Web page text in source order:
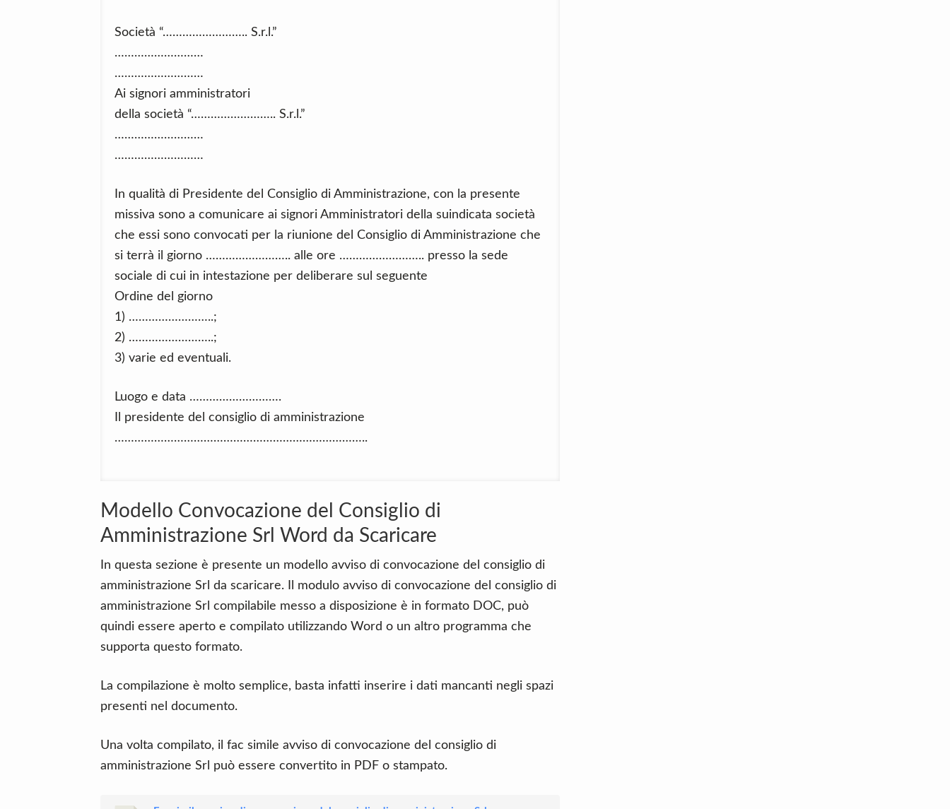
Società “…………………….. S.r.l.”
………………………
………………………
Ai signori amministratori
della società “…………………….. S.r.l.”
………………………
………………………
In qualità di Presidente del Consiglio di Amministrazione, con la presente
missiva sono a comunicare ai signori Amministratori della suindicata società
che essi sono convocati per la riunione del Consiglio di Amministrazione che
si terrà il giorno …………………….. alle ore …………………….. presso la sede
sociale di cui in intestazione per deliberare sul seguente
Ordine del giorno
1) ……………………..;
2) ……………………..;
3) varie ed eventuali.
Luogo e data ……………………….
Il presidente del consiglio di amministrazione
…………………………………………………………………..
Modello Convocazione del Consiglio di
Amministrazione Srl Word da Scaricare
In questa sezione è presente un modello avviso di convocazione del consiglio di
amministrazione Srl da scaricare. Il modulo avviso di convocazione del consiglio di
amministrazione Srl compilabile messo a disposizione è in formato DOC, può
quindi essere aperto e compilato utilizzando Word o un altro programma che
supporta questo formato.
La compilazione è molto semplice, basta infatti inserire i dati mancanti negli spazi
presenti nel documento.
Una volta compilato, il fac simile avviso di convocazione del consiglio di
amministrazione Srl può essere convertito in PDF o stampato.